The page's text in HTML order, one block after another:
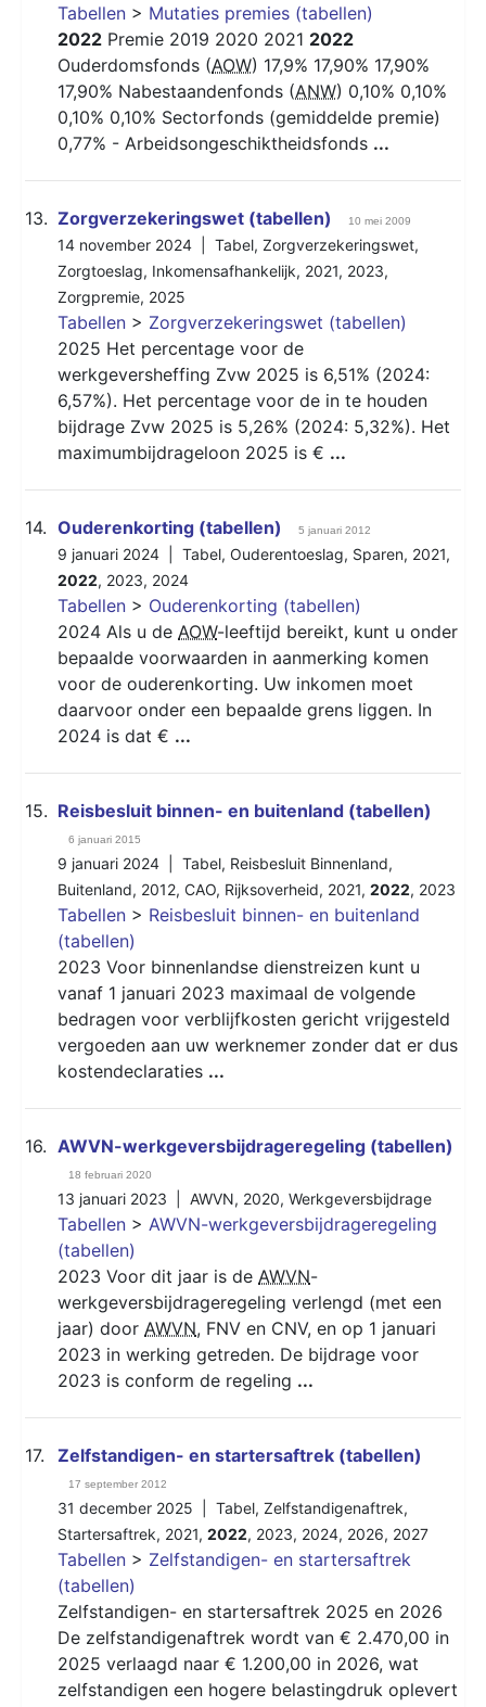
Tabellen > Mutaties premies (tabellen)
2022 Premie 2019 2020 2021 2022
Ouderdomsfonds (AOW) 17,9% 17,90% 17,90%
17,90% Nabestaandenfonds (ANW) 0,10% 0,10%
0,10% 0,10% Sectorfonds (gemiddelde premie)
0,77% - Arbeidsongeschiktheidsfonds ...
13. Zorgverzekeringswet (tabellen) 10 mei 2009
14 november 2024 | Tabel, Zorgverzekeringswet,
Zorgtoeslag, Inkomensafhankelijk, 2021, 2023,
Zorgpremie, 2025
Tabellen > Zorgverzekeringswet (tabellen)
2025 Het percentage voor de
werkgeversheffing Zvw 2025 is 6,51% (2024:
6,57%). Het percentage voor de in te houden
bijdrage Zvw 2025 is 5,26% (2024: 5,32%). Het
maximumbijdrageloon 2025 is € ...
14. Ouderenkorting (tabellen) 5 januari 2012
9 januari 2024 | Tabel, Ouderentoeslag, Sparen, 2021,
2022, 2023, 2024
Tabellen > Ouderenkorting (tabellen)
2024 Als u de AOW-leeftijd bereikt, kunt u onder
bepaalde voorwaarden in aanmerking komen
voor de ouderenkorting. Uw inkomen moet
daarvoor onder een bepaalde grens liggen. In
2024 is dat € ...
15. Reisbesluit binnen- en buitenland (tabellen)
6 januari 2015
9 januari 2024 | Tabel, Reisbesluit Binnenland,
Buitenland, 2012, CAO, Rijksoverheid, 2021, 2022, 2023
Tabellen > Reisbesluit binnen- en buitenland
(tabellen)
2023 Voor binnenlandse dienstreizen kunt u
vanaf 1 januari 2023 maximaal de volgende
bedragen voor verblijfkosten gericht vrijgesteld
vergoeden aan uw werknemer zonder dat er dus
kostendeclaraties ...
16. AWVN-werkgeversbijdrageregeling (tabellen)
18 februari 2020
13 januari 2023 | AWVN, 2020, Werkgeversbijdrage
Tabellen > AWVN-werkgeversbijdrageregeling
(tabellen)
2023 Voor dit jaar is de AWVN-
werkgeversbijdrageregeling verlengd (met een
jaar) door AWVN, FNV en CNV, en op 1 januari
2023 in werking getreden. De bijdrage voor
2023 is conform de regeling ...
17. Zelfstandigen- en startersaftrek (tabellen)
17 september 2012
31 december 2025 | Tabel, Zelfstandigenaftrek,
Startersaftrek, 2021, 2022, 2023, 2024, 2026, 2027
Tabellen > Zelfstandigen- en startersaftrek
(tabellen)
Zelfstandigen- en startersaftrek 2025 en 2026
De zelfstandigenaftrek wordt van € 2.470,00 in
2025 verlaagd naar € 1.200,00 in 2026, wat
zelfstandigen een hogere belastingdruk oplevert